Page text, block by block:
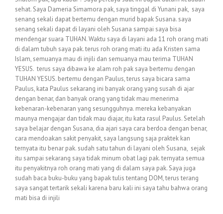
sehat. Saya Dameria Simamora pak, saya tinggal di Yunani pak, saya
senang sekali dapat bertemu dengan murid bapak Susana. saya
senang sekali dapat di layani oleh Susana sampai saya bisa
mendengar suara TUHAN. Waktu saya di layani ada 11 roh orang mati
di dalam tubuh saya pak. terus roh orang mati itu ada Kristen sama
Islam, semuanya mau di injili dan semuanya mau terima TUHAN
YESUS. terus saya dibawa ke alam roh pak saya bertemu dengan
TUHAN YESUS. bertemu dengan Paulus, terus saya bicara sama
Paulus, kata Paulus sekarang ini banyak orang yang susah di ajar
dengan benar, dan banyak orang yang tidak mau menerima
kebenaran-kebenaran yang sesungguhnya. mereka kebanyakan
maunya mengajar dan tidak mau diajar, itu kata rasul Paulus. Setelah
saya belajar dengan Susana, dia ajari saya cara berdoa dengan benar,
cara mendoakan sakit penyakit, saya langsung saja praktek kan
ternyata itu benar pak. sudah satu tahun di layani oleh Susana, sejak
itu sampai sekarang saya tidak minum obat lagi pak. ternyata semua
itu penyakitnya roh orang mati yang di dalam saya pak. Saya juga
sudah baca buku-buku yang bapak tulis tentang DOM, terus terang
saya sangat tertarik sekali karena baru kali ini saya tahu bahwa orang
mati bisa di injili